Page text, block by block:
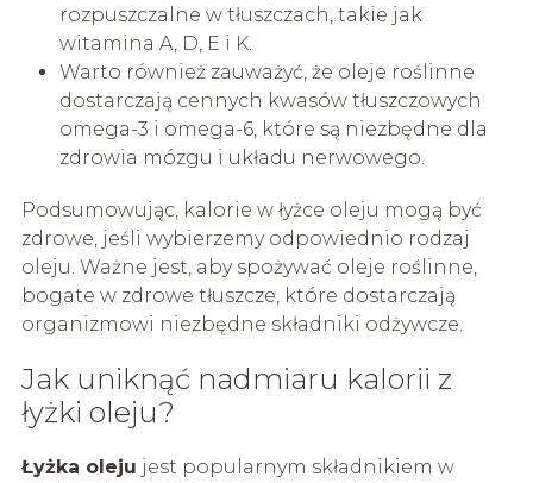
rozpuszczalne w tłuszczach, takie jak
witamina A, D, E i K.
Warto również zauważyć, że oleje roślinne
dostarczają cennych kwasów tłuszczowych
omega-3 i omega-6, które są niezbędne dla
zdrowia mózgu i układu nerwowego.
Podsumowując, kalorie w łyżce oleju mogą być
zdrowe, jeśli wybierzemy odpowiednio rodzaj
oleju. Ważne jest, aby spożywać oleje roślinne,
bogate w zdrowe tłuszcze, które dostarczają
organizmowi niezbędne składniki odżywcze.
Jak uniknąć nadmiaru kalorii z
łyżki oleju?
Łyżka oleju jest popularnym składnikiem w